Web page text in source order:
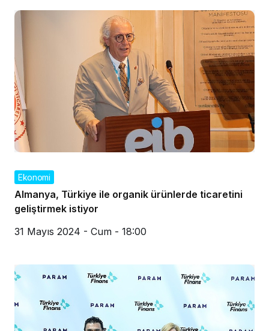
Ekonomi
Almanya, Türkiye ile organik ürünlerde ticaretini
geliştirmek istiyor
31 Mayıs 2024 - Cum - 18:00